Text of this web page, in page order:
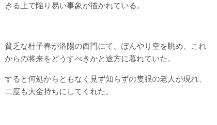
きる上で陥り易い事象が描かれている。
貧乏な杜子春が洛陽の西門にて、ぼんやり空を眺め、これ
からの将来をどうすべきかと途方に暮れていた。
すると何処からともなく見ず知らずの隻眼の老人が現れ、
二度も大金持ちにしてくれた。